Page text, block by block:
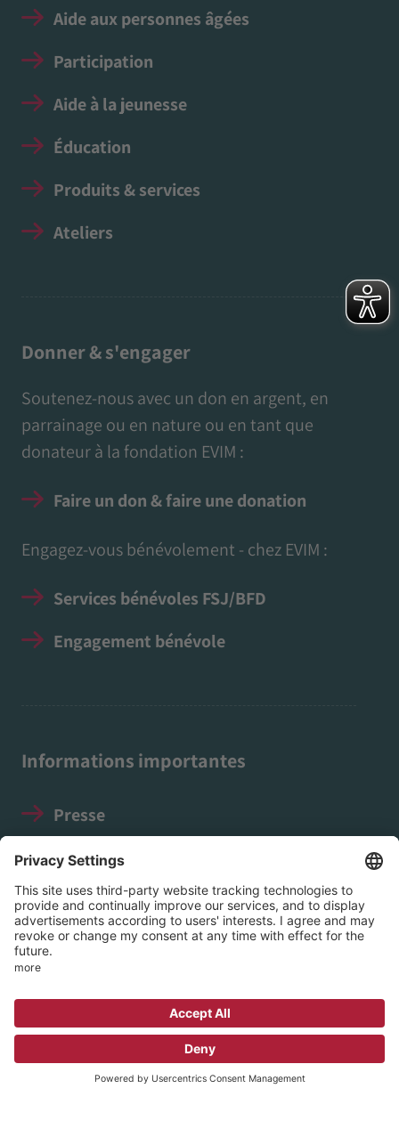
Aide aux personnes âgées
Participation
Aide à la jeunesse
Éducation
Produits & services
Ateliers
Donner & s'engager
Soutenez-nous avec un don en argent, en
parrainage ou en nature ou en tant que
donateur à la fondation EVIM :
Faire un don & faire une donation
Engagez-vous bénévolement - chez EVIM :
Services bénévoles FSJ/BFD
Engagement bénévole
Informations importantes
Presse
Mentions légales
Protection des données
Directives relatives aux médias
© 2026 EVIM - Association protestante pour
la mission intérieure à Nassau